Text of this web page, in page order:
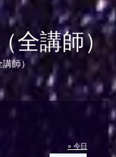
全講師）
師）
» 今日